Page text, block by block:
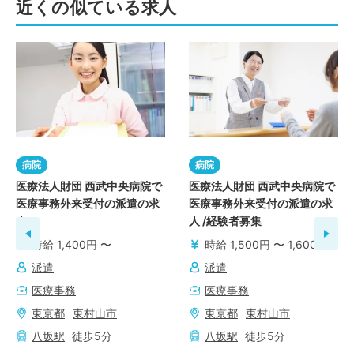
近くの似ている求人
病院
医療法人財団 西武中央病院で
医療事務外来受付の派遣の求
人
時給 1,400円 〜
派遣
医療事務
東京都 東村山市
八坂駅 徒歩5分
病院
医療法人財団 西武中央病院で
医療事務外来受付の派遣の求
人 /経験者募集
時給 1,500円 〜 1,600円
派遣
医療事務
東京都 東村山市
八坂駅 徒歩5分